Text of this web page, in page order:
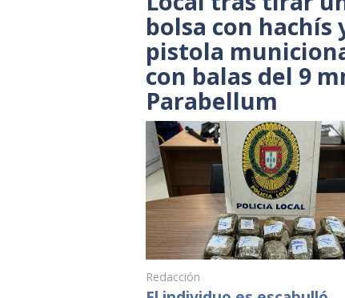
bolsa con hachís
pistola
con balas del 9
Parabellum
Redacción